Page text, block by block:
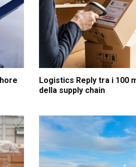
Logistics Reply tra i 100
della supply chain